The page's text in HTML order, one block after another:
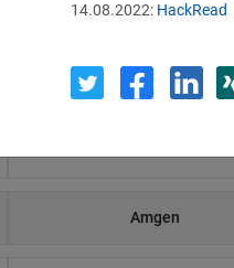
Fürstentum
Ökovolt Solartechnik
Amgen
14.08.2022: HackRead